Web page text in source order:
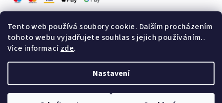
Tento web používá soubory cookie. Dalším procházením
tohoto webu vyjadřujete souhlas s jejich používáním..
Více informacízde.
Nastavení
Zdraviafit.cz